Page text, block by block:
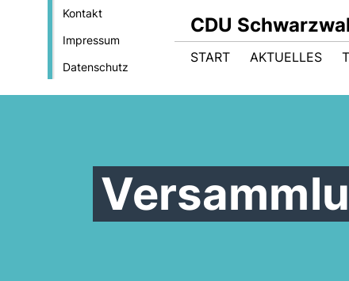
Kontakt
Impressum
Datenschutz
CDU
START AKTUELLES